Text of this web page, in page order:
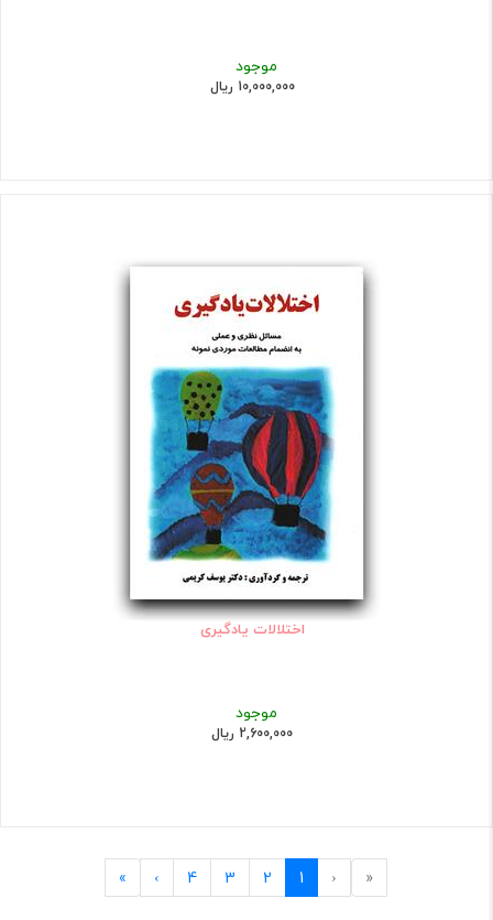
موجود
10,000,000 ریال
اختلالات یادگیری
موجود
2,600,000 ریال
«
First
‹
Previous
1
2
3
4
›
Next
»